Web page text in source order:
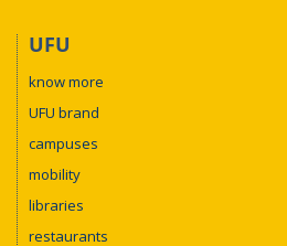
UFU
know more
UFU brand
campuses
mobility
libraries
restaurants